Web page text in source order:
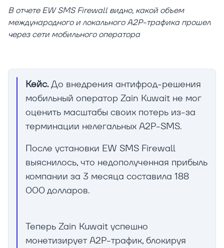
В отчете EW SMS Firewall видно, какой объем
международного и локального A2P-трафика прошел
через сети мобильного оператора
Кейс.До внедрения антифрод-решения
мобильный оператор Zain Kuwait не мог
оценить масштабы своих потерь из-за
терминации нелегальных A2P-SMS.
После установки EW SMS Firewall
выяснилось, что недополученная прибыль
компании за 3 месяца составила 188
000 долларов.
Теперь Zain Kuwait успешно
монетизирует A2P-трафик, блокируя